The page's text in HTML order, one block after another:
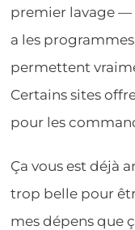
premier lavage —
a les
permettent
Certains sites
pour les
Ça vous est déjà
trop belle pour
mes dépens que